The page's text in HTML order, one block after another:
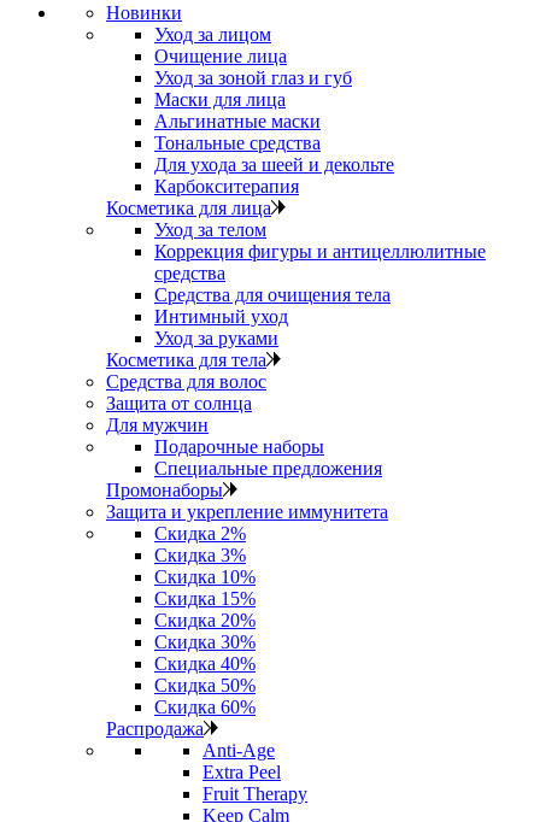
Новинки
Уход за лицом
Очищение лица
Уход за зоной глаз и губ
Маски для лица
Альгинатные маски
Тональные средства
Для ухода за шеей и декольте
Карбокситерапия
Косметика для лица
Уход за телом
Коррекция фигуры и антицеллюлитные
средства
Средства для очищения тела
Интимный уход
Уход за руками
Косметика для тела
Средства для волос
Защита от солнца
Для мужчин
Подарочные наборы
Специальные предложения
Промонаборы
Защита и укрепление иммунитета
Скидка 2%
Скидка 3%
Скидка 10%
Скидка 15%
Скидка 20%
Скидка 30%
Скидка 40%
Скидка 50%
Скидка 60%
Распродажа
Anti‑Age
Extra Peel
Fruit Therapy
Keep Calm